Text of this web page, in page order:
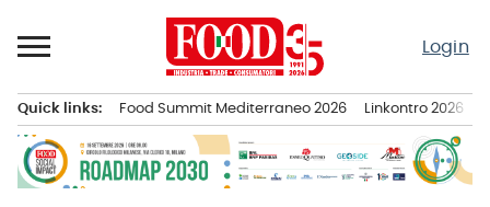
al
Login
principale
Quick links: Food Summit Mediterraneo 2026 Linkontro 2026